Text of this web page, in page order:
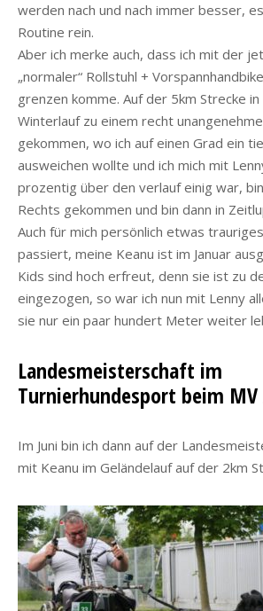
werden nach und nach immer besser,
Routine rein.
Aber ich merke auch, dass ich mit der
„normaler“ Rollstuhl +
grenzen komme. Auf der 5km Strecke
Winterlauf zu einem recht
gekommen, wo ich auf einen Grad ein
ausweichen wollte und ich mich mit
prozentig über den verlauf einig war,
Rechts gekommen und bin dann in
Auch für mich persönlich etwas
passiert, meine Keanu ist im Januar
Kids sind hoch erfreut, denn sie ist zu
eingezogen, so war ich nun mit Lenny
sie nur ein paar hundert Meter weiter
Landesmeisterschaft im
Turnierhundesport beim MV
Im Juni bin ich dann auf der
mit Keanu im Geländelauf auf der 2km